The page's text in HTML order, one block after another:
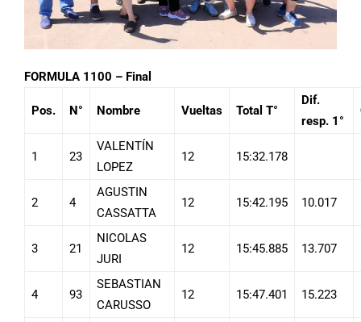
FORMULA 1100 – Final
Pos. N° Nombre Vueltas Total T°
Dif.
resp. 1°
1 23
VALENTÍN
LOPEZ
12 15:32.178
2 4
AGUSTIN
CASSATTA
12 15:42.195 10.017
3 21
NICOLAS
JURI
12 15:45.885 13.707
4 93
SEBASTIAN
CARUSSO
12 15:47.401 15.223